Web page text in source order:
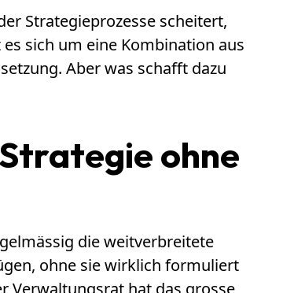
Strategieprozesse scheitert,
sich um eine Kombination aus
Aber was schafft dazu
ohne
die weitverbreitete
ohne sie wirklich formuliert
Verwaltungsrat hat das grosse